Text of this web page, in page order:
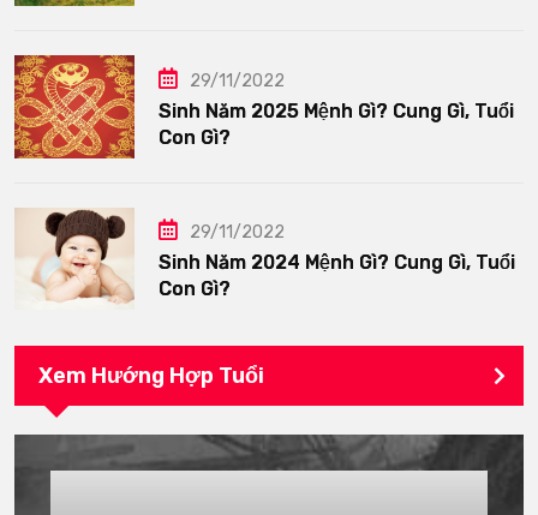
29/11/2022
Sinh Năm 2025 Mệnh Gì? Cung Gì, Tuổi
Con Gì?
29/11/2022
Sinh Năm 2024 Mệnh Gì? Cung Gì, Tuổi
Con Gì?
Xem Hướng Hợp Tuổi